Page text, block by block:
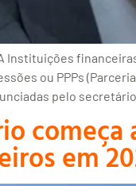
Instituições
ou PPPs
pelo
começa
em